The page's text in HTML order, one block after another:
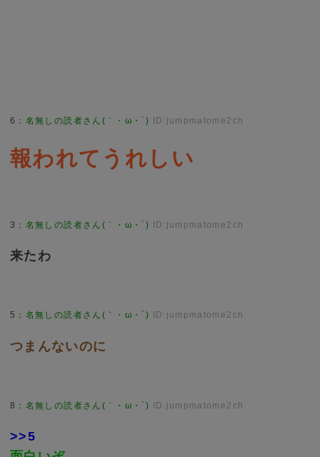
6 ： 名無しの読者さん(｀・ω・´) ID:jumpmatome2ch
報われてうれしい
3 ： 名無しの読者さん(｀・ω・´) ID:jumpmatome2ch
来たわ
5 ： 名無しの読者さん(｀・ω・´) ID:jumpmatome2ch
つまんないのに
8 ： 名無しの読者さん(｀・ω・´) ID:jumpmatome2ch
>>5